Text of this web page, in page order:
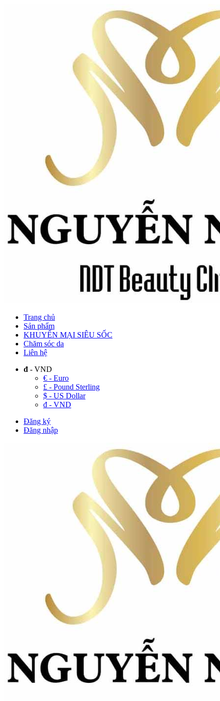
Trang chủ
Sản phẩm
KHUYẾN MẠI SIÊU SỐC
Chăm sóc da
Liên hệ
đ - VND
€ - Euro
£ - Pound Sterling
$ - US Dollar
đ - VND
Đăng ký
Đăng nhập